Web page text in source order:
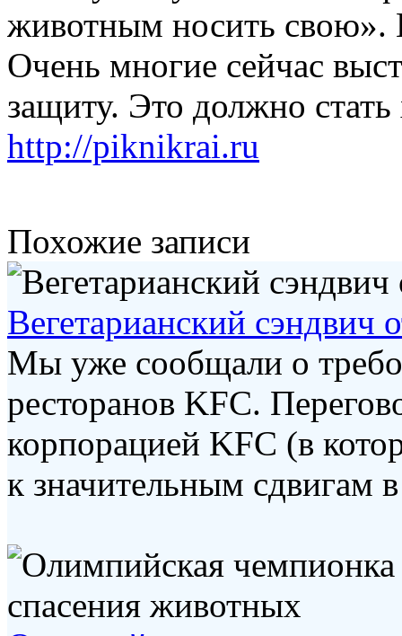
животным носить свою».
Очень многие сейчас
защиту. Это должно
http://piknikrai.ru
Похожие записи
Вегетарианский сэндвич
Мы уже сообщали о
ресторанов KFC.
корпорацией KFC (в
к значительным сдвигам